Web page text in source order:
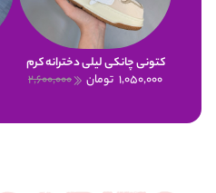
کتونی چانکی لیلی دخترانه کرم
1,050,000 تومان 2,600,000